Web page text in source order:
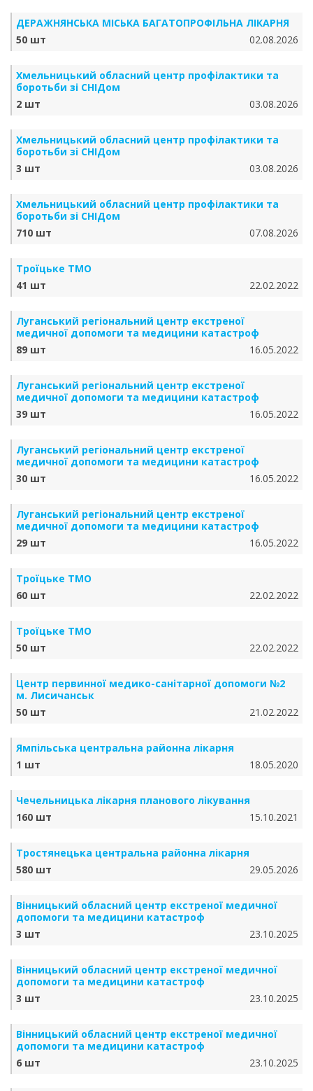
ДЕРАЖНЯНСЬКА МІСЬКА БАГАТОПРОФІЛЬНА ЛІКАРНЯ
50 шт
02.08.2026
Хмельницький обласний центр профілактики та
боротьби зі СНІДом
2 шт
03.08.2026
Хмельницький обласний центр профілактики та
боротьби зі СНІДом
3 шт
03.08.2026
Хмельницький обласний центр профілактики та
боротьби зі СНІДом
710 шт
07.08.2026
Троїцьке ТМО
41 шт
22.02.2022
Луганський регіональний центр екстреної
медичної допомоги та медицини катастроф
89 шт
16.05.2022
Луганський регіональний центр екстреної
медичної допомоги та медицини катастроф
39 шт
16.05.2022
Луганський регіональний центр екстреної
медичної допомоги та медицини катастроф
30 шт
16.05.2022
Луганський регіональний центр екстреної
медичної допомоги та медицини катастроф
29 шт
16.05.2022
Троїцьке ТМО
60 шт
22.02.2022
Троїцьке ТМО
50 шт
22.02.2022
Центр первинної медико-санітарної допомоги №2
м. Лисичанськ
50 шт
21.02.2022
Ямпільська центральна районна лікарня
1 шт
18.05.2020
Чечельницька лікарня планового лікування
160 шт
15.10.2021
Тростянецька центральна районна лікарня
580 шт
29.05.2026
Вінницький обласний центр екстреної медичної
допомоги та медицини катастроф
3 шт
23.10.2025
Вінницький обласний центр екстреної медичної
допомоги та медицини катастроф
3 шт
23.10.2025
Вінницький обласний центр екстреної медичної
допомоги та медицини катастроф
6 шт
23.10.2025